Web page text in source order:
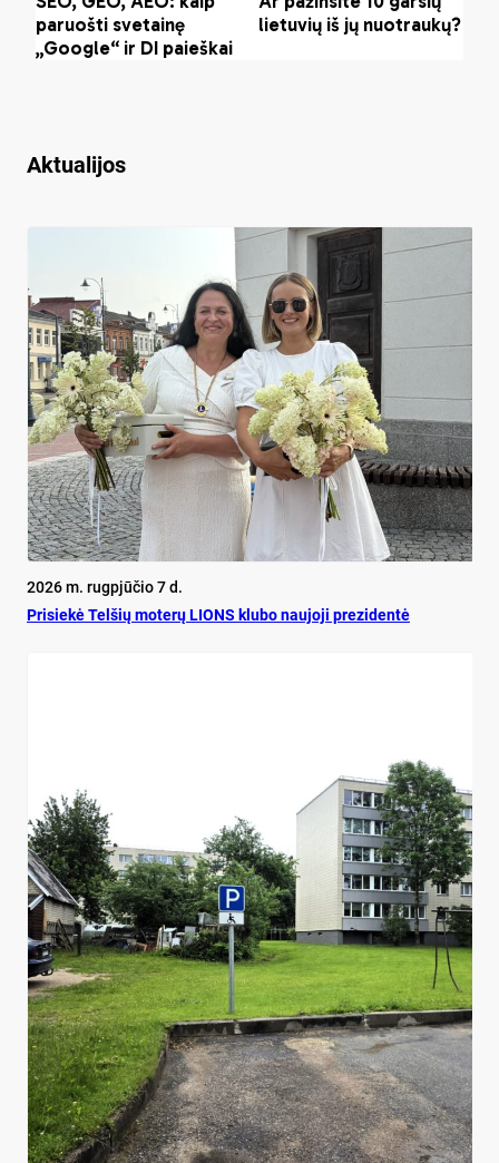
Aktualijos
2026 m. rugpjūčio 7 d.
Pri­siekė Tel­šių mo­terų LIONS klu­bo nau­jo­ji pre­zi­dentė